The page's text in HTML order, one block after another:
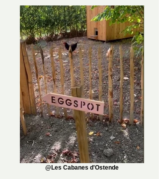
@Les Cabanes d'Ostende